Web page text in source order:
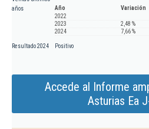
años
Año
Variación
2022
2023
2,48 %
2024
7,66 %
Resultado 2024 Positivo
Accede al Informe
Asturias Ea